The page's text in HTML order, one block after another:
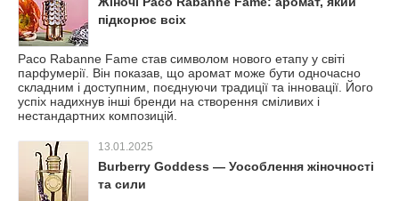
пiдкорює всіх
Paco Rabanne Fame став символом нового етапу у свiтi
парфумерiї. Вiн показав, що аромат може бути одночасно
складним i доступним, поєднуючи традицiї та iнновацiї. Його
успiх надихнув iншi бренди на створення смiливих i
нестандартних композицiй.
13.01.2025
Burberry Goddess — Уособлення жіночності
та сили